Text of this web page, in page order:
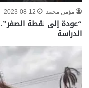
مؤمن محمد 2023-08-12
“عودة إلى نقطة
الدراسة